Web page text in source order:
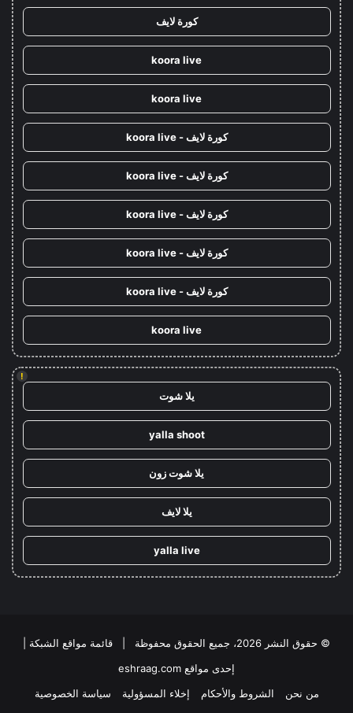
كورة لايف
koora live
koora live
كورة لايف - koora live
كورة لايف - koora live
كورة لايف - koora live
كورة لايف - koora live
كورة لايف - koora live
koora live
!
يلا شوت
yalla shoot
يلا شوت زون
يلا لايف
yalla live
© حقوق النشر 2026، جميع الحقوق محفوظة | قائمة مواقع الشبكة
إحدى مواقع eshraag.com
من نحن
الشروط والأحكام إخلاء المسؤولية
سياسة الخصوصية